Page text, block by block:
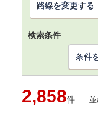
路線を変更する
検索条件
条件
2,858件 並